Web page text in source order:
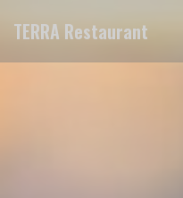
TERRA Restaurant